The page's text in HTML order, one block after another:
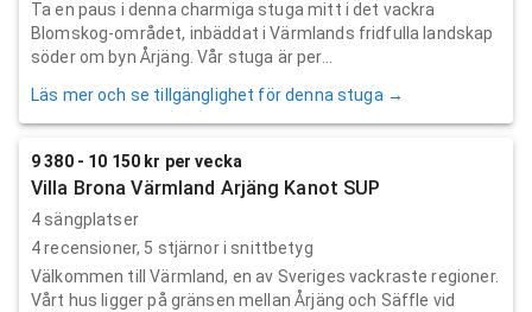
Ta en paus i denna charmiga stuga mitt i det vackra
Blomskog-området, inbäddat i Värmlands fridfulla landskap
söder om byn Årjäng. Vår stuga är per...
Läs mer och se tillgänglighet för denna stuga →
9 380 - 10 150 kr per vecka
Villa Brona Värmland Arjäng Kanot SUP
4 sängplatser
4recensioner, 5 stjärnor i snittbetyg
Välkommen till Värmland, en av Sveriges vackraste regioner.
Vårt hus ligger på gränsen mellan Årjäng och Säffle vid